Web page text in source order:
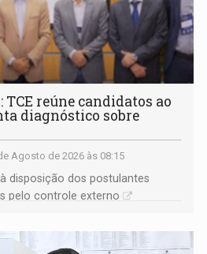
TCE reúne candidatos ao
diagnóstico sobre
Agosto de 2026 às 08:15
disposição dos postulantes
pelo controle externo